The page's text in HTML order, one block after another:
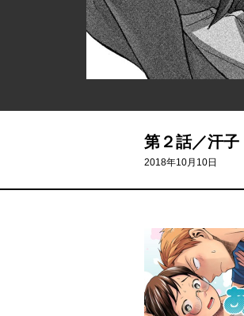
第２話／汗
2018年10月10日